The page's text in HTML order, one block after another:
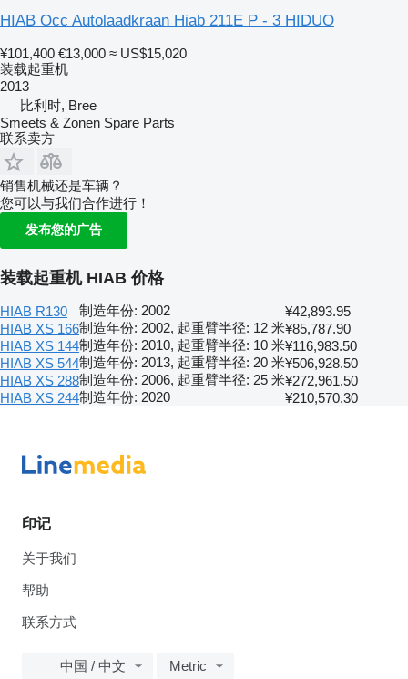
HIAB Occ Autolaadkraan Hiab 211E P - 3 HIDUO
¥101,400 €13,000 ≈ US$15,020
装载起重机
2013
比利时, Bree
Smeets & Zonen Spare Parts
联系卖方
销售机械还是车辆？
您可以与我们合作进行！
发布您的广告
装载起重机 HIAB 价格
HIAB R130 制造年份: 2002
¥42,893.95
HIAB XS 166制造年份: 2002, 起重臂半径: 12 米¥85,787.90
HIAB XS 144制造年份: 2010, 起重臂半径: 10 米¥116,983.50
HIAB XS 544制造年份: 2013, 起重臂半径: 20 米¥506,928.50
HIAB XS 288制造年份: 2006, 起重臂半径: 25 米¥272,961.50
HIAB XS 244制造年份: 2020 ¥210,570.30
印记
关于我们
帮助
联系方式
中国 / 中文 Metric